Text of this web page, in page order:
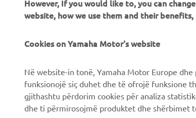
News
Brochures
Lavora con noi
NEO's Delivery
Campi da golf
However, If you would like to, you can
website, how we use them and their
Cookies on Yamaha Motor's website
Në website-in tonë, Yamaha Motor Europe
funksionojë siç duhet dhe të ofrojë funksione
gjithashtu përdorim cookies për analiza
dhe ti përmirosojmë produktet dhe shërbimet